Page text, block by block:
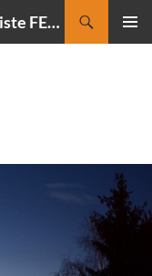
CIELMANIA : le blog de Jean-Baptiste FELDMANN, photographe du ciel